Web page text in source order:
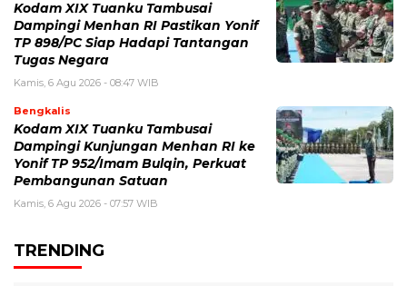
Kodam XIX Tuanku Tambusai
Dampingi Menhan RI Pastikan Yonif
TP 898/PC Siap Hadapi Tantangan
Tugas Negara
Kamis, 6 Agu 2026 - 08:47 WIB
Bengkalis
Kodam XIX Tuanku Tambusai
Dampingi Kunjungan Menhan RI ke
Yonif TP 952/Imam Bulqin, Perkuat
Pembangunan Satuan
Kamis, 6 Agu 2026 - 07:57 WIB
TRENDING